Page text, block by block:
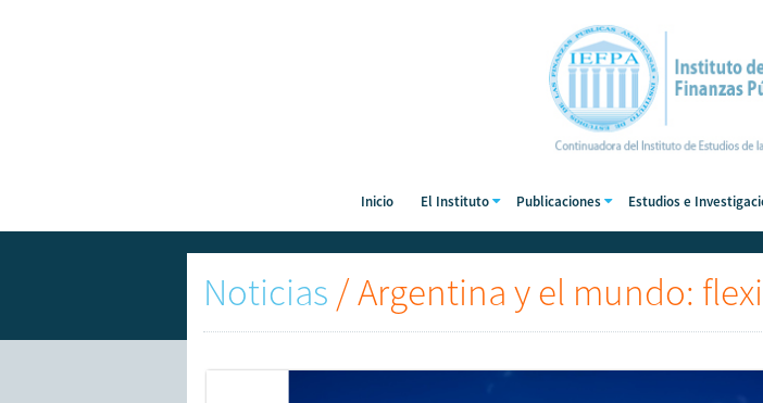
Inicio El Instituto Publicaciones Estudios e
Noticias /Argentina y el mundo: